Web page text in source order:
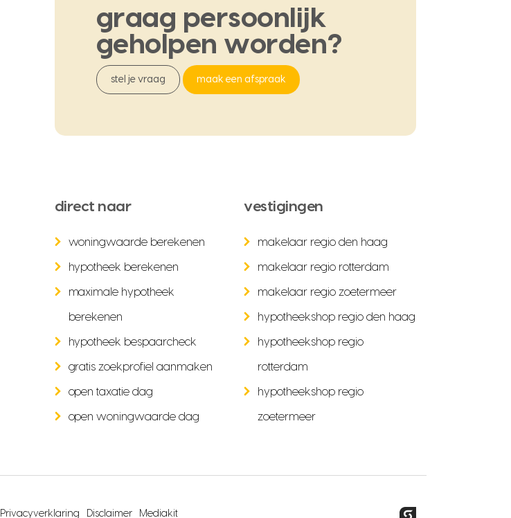
graag persoonlijk
geholpen worden?
stel je vraag maak een afspraak
direct naar
woningwaarde berekenen
hypotheek berekenen
maximale hypotheek
berekenen
hypotheek bespaarcheck
gratis zoekprofiel aanmaken
open taxatie dag
open woningwaarde dag
vestigingen
makelaar regio den haag
makelaar regio rotterdam
makelaar regio zoetermeer
hypotheekshop regio den haag
hypotheekshop regio
rotterdam
hypotheekshop regio
zoetermeer
Privacyverklaring Disclaimer Mediakit